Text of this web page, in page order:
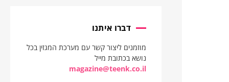
דברו איתנו
מוזמנים ליצור קשר עם מערכת המגזין בכל
נושא בכתובת מייל
magazine@teenk.co.il